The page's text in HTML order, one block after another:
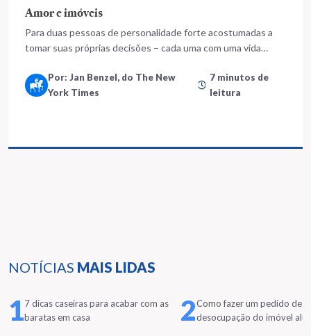
NOTÍCIAS MAIS LIDAS
17 dicas caseiras para acabar com as
baratas em casa
2Como fazer um pedido de
desocupação do imóvel
Amor e imóveis
Para duas pessoas de personalidade forte acostumadas a
tomar suas próprias decisões – cada uma com uma vida
um desafioPor: Jan Benzel, do The New
York Times
7 minutos de
leitura